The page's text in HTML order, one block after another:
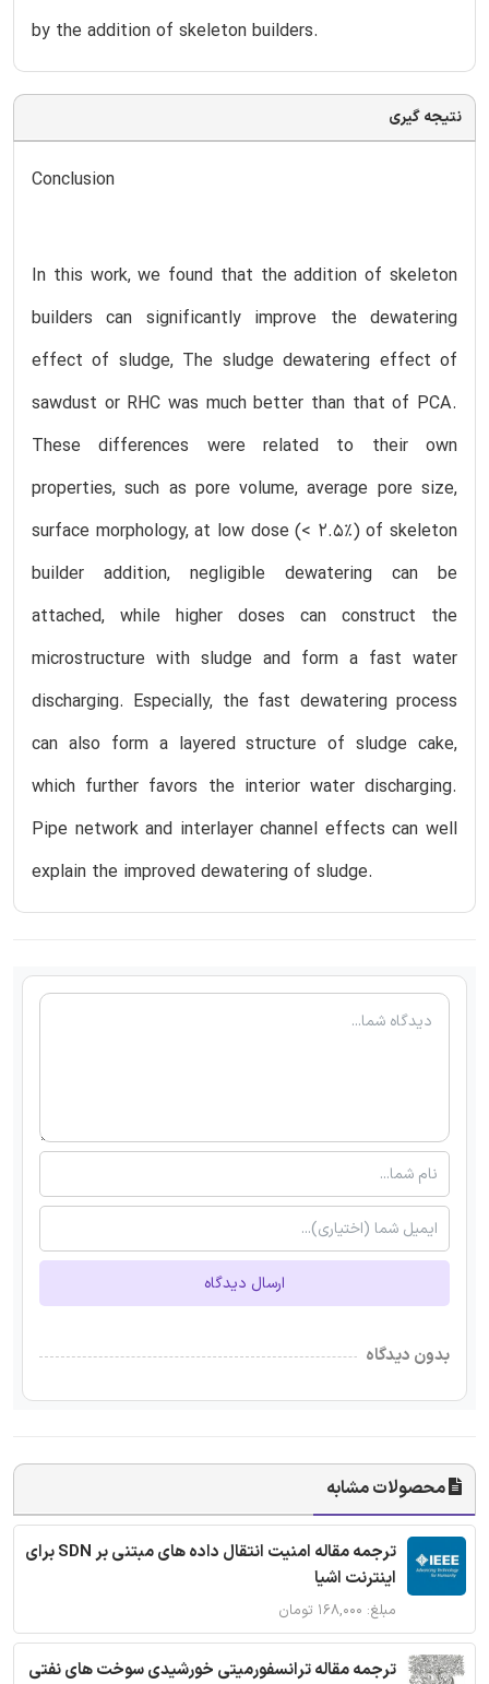
by the addition of skeleton builders.
نتیجه گیری
Conclusion
In this work, we found that the addition of skeleton
builders can significantly improve the dewatering
effect of sludge, The sludge dewatering effect of
sawdust or RHC was much better than that of PCA.
These differences were related to their own
properties, such as pore volume, average pore size,
surface morphology, at low dose (< 2.5%) of skeleton
builder addition, negligible dewatering can be
attached, while higher doses can construct the
microstructure with sludge and form a fast water
discharging. Especially, the fast dewatering process
can also form a layered structure of sludge cake,
which further favors the interior water discharging.
Pipe network and interlayer channel effects can well
explain the improved dewatering of sludge.
ارسال دیدگاه
بدون دیدگاه
محصولات مشابه
ترجمه مقاله امنیت انتقال داده های مبتنی بر SDN برای
اینترنت اشیا
مبلغ: ۱۶۸,۰۰۰ تومان
ترجمه مقاله ترانسفورمیتی خورشیدی سوخت های نفتی